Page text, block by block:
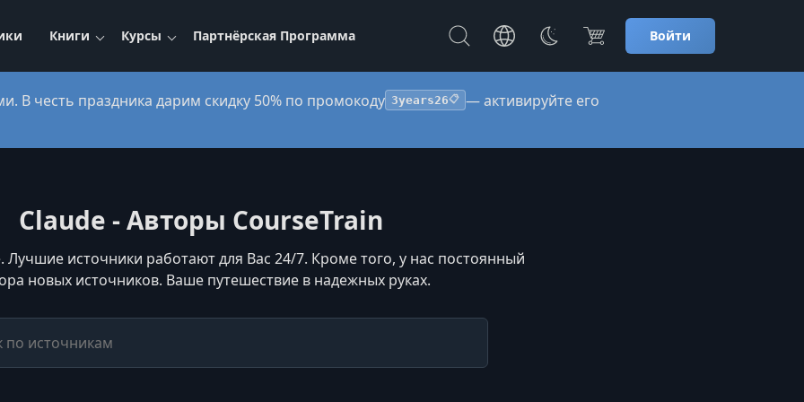
Книги Курсы Партнёрская Программа Войти
В честь праздника дарим скидку 50% по промокоду 3years26📋 — активируйте его
Claude - Авторы CourseTrain
Лучшие источники работают для Вас 24/7. Кроме того, у нас постоянный
новых источников. Ваше путешествие в надежных руках.